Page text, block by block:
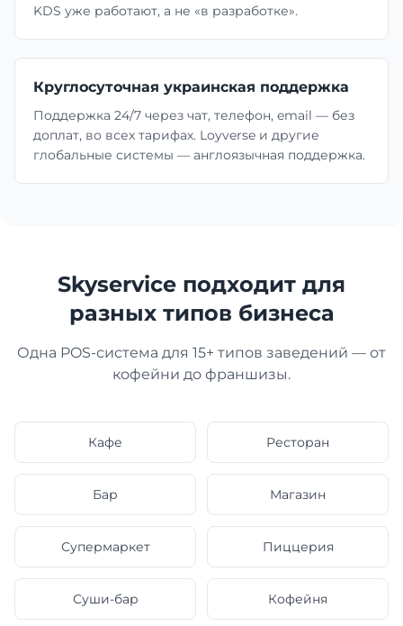
KDS уже работают, а не «в разработке».
Круглосуточная украинская поддержка
Поддержка 24/7 через чат, телефон, email — без
доплат, во всех тарифах. Loyverse и другие
глобальные системы — англоязычная поддержка.
Skyservice подходит для
разных типов бизнеса
Одна POS-система для 15+ типов заведений — от
кофейни до франшизы.
Кафе Ресторан
Бар Магазин
Супермаркет Пиццерия
Суши-бар Кофейня